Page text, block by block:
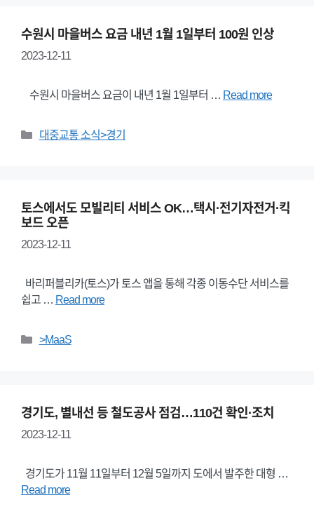
수원시 마을버스 요금 내년 1월 1일부터 100원 인상
2023-12-11
수원시 마을버스 요금이 내년 1월 1일부터 … Read more
Categories
대중교통 소식>경기
토스에서도 모빌리티 서비스 OK…택시·전기자전거·킥
보드 오픈
2023-12-11
바리퍼블리카(토스)가 토스 앱을 통해 각종 이동수단 서비스를
쉽고 … Read more
Categories
>MaaS
경기도, 별내선 등 철도공사 점검…110건 확인·조치
2023-12-11
경기도가 11월 11일부터 12월 5일까지 도에서 발주한 대형 …
Read more